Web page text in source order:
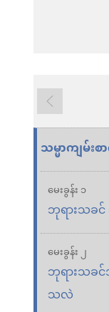
နောက်သို့
သမ္မာကျမ်း
မေးခွန်း ၁
ဘုရားသ
မေးခွန်း ၂
ဘုရားသခ
သလဲ